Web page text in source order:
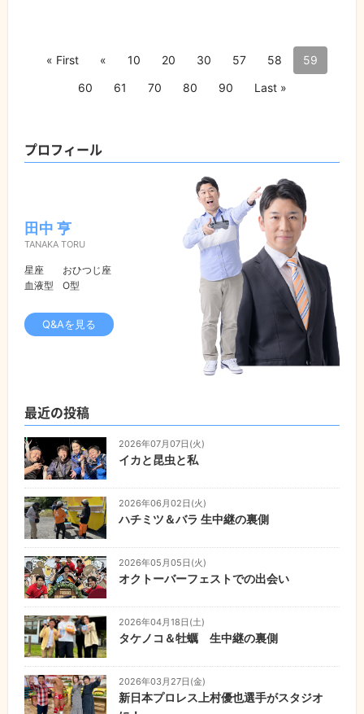
« First « 10 20 30 57 58
59
60
61 70 80 90 Last »
プロフィール
田中 亨
TANAKA TORU
星座
おひつじ座
血液型
O型
Q&Aを見る
最近の投稿
2026年07月07日(火)
イカと昆虫と私
2026年06月02日(火)
ハチミツ＆バラ 生中継の裏側
2026年05月05日(火)
オクトーバーフェストでの出会い
2026年04月18日(土)
タケノコ＆牡蠣 生中継の裏側
2026年03月27日(金)
新日本プロレス上村優也選手がスタジオ